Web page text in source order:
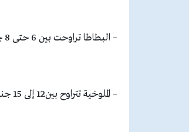
– البطاطا تراوحت بين 6 حتى 8 جنيه.
– الملوخية تتراوح بين12 إلى 15 جنيهات.